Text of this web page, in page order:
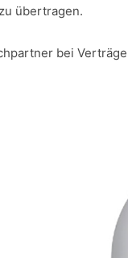
übertragen.
bei